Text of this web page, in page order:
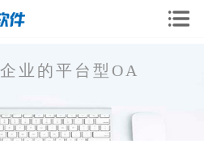
企业版
业的平台型OA